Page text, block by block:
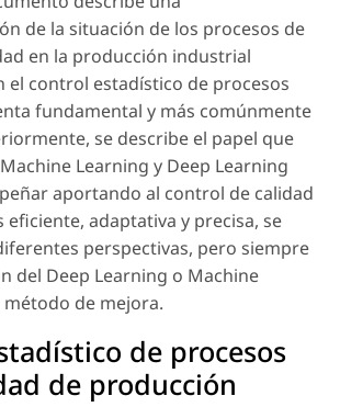
de la situación de los procesos de
en la producción industrial
el control estadístico de procesos
fundamental y más comúnmente
se describe el papel que
Learning y Deep Learning
aportando al control de calidad
eficiente, adaptativa y precisa, se
perspectivas, pero siempre
del Deep Learning o Machine
de mejora.
de procesos
de producción